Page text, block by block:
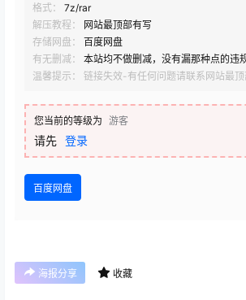
格式：
7z/rar
解压教程：
网站最顶部有写
存储网盘：
百度网盘
有无删减：
本站均不做删减，没有漏那种点的违
温馨提示： 链接失效-有任何问题请联系网站最顶
您当前的等级为 游客
请先 登录
百度网盘
海报分享 收藏